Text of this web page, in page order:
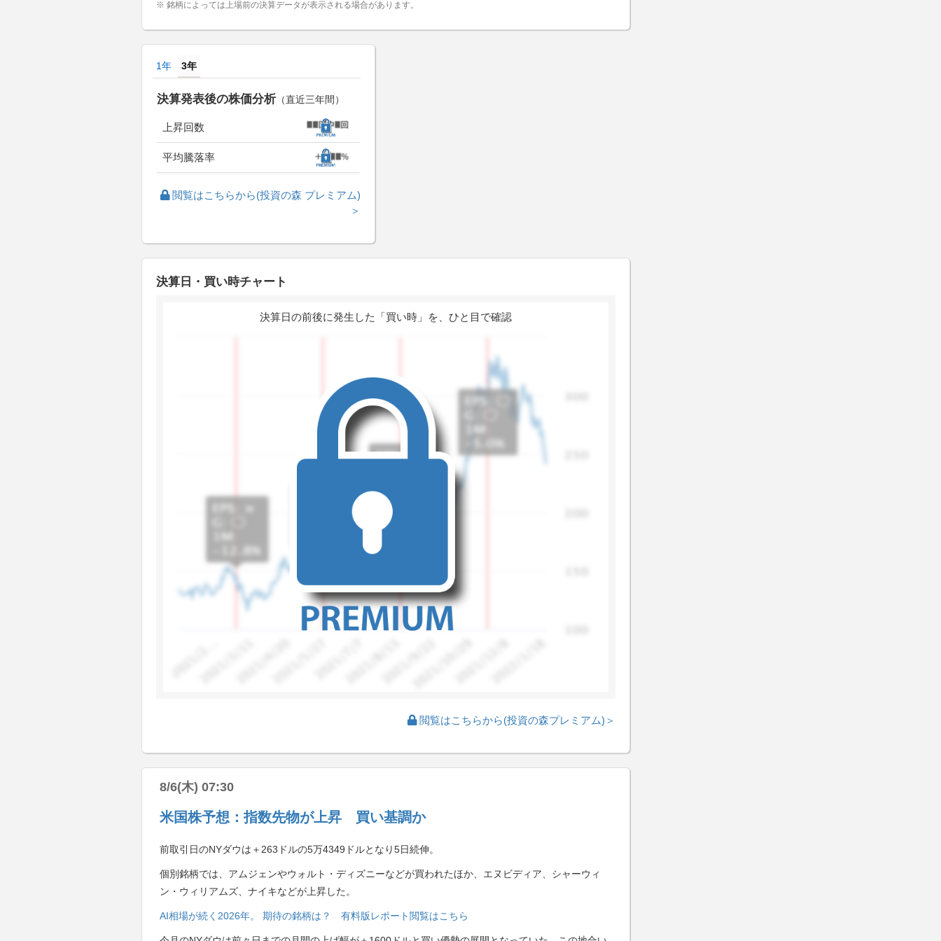
※ 銘柄によっては上場前の決算データが表示される場合があります。
1年 3年
決算発表後の株価分析（直近三年間）
上昇回数
平均騰落率
閲覧はこちらから(投資の森 プレミアム)
＞
決算日・買い時チャート
決算日の前後に発生した「買い時」を、ひと目で確認
閲覧はこちらから(投資の森プレミアム)＞
8/6(木) 07:30
米国株予想：指数先物が上昇 買い基調か
前取引日のNYダウは＋263ドルの5万4349ドルとなり5日続伸。
個別銘柄では、アムジェンやウォルト・ディズニーなどが買われたほか、エヌビディア、シャーウィ
ン・ウィリアムズ、ナイキなどが上昇した。
AI相場が続く2026年。 期待の銘柄は？ 有料版レポート閲覧はこちら